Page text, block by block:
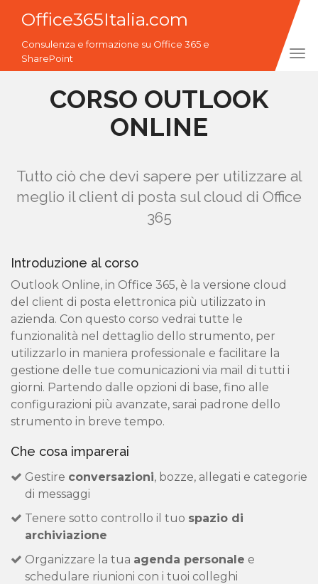
Office365Italia.com
Consulenza e formazione su Office 365 e
SharePoint
CORSO OUTLOOK
ONLINE
Tutto ciò che devi sapere per utilizzare al
meglio il client di posta sul cloud di Office
365
Introduzione al corso
Outlook Online, in Office 365, è la versione cloud
del client di posta elettronica più utilizzato in
azienda. Con questo corso vedrai tutte le
funzionalità nel dettaglio dello strumento, per
utilizzarlo in maniera professionale e facilitare la
gestione delle tue comunicazioni via mail di tutti i
giorni. Partendo dalle opzioni di base, fino alle
configurazioni più avanzate, sarai padrone dello
strumento in breve tempo.
Che cosa imparerai
Gestire conversazioni, bozze, allegati e categorie
di messaggi
Tenere sotto controllo il tuo spazio di
archiviazione
Organizzare la tua agenda personale e
schedulare riunioni con i tuoi colleghi